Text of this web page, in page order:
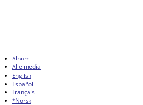
Album
Alle media
English
Español
Français
*Norsk